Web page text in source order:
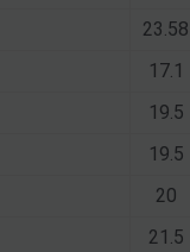
23.58
17.1
19.5
19.5
20
21.5